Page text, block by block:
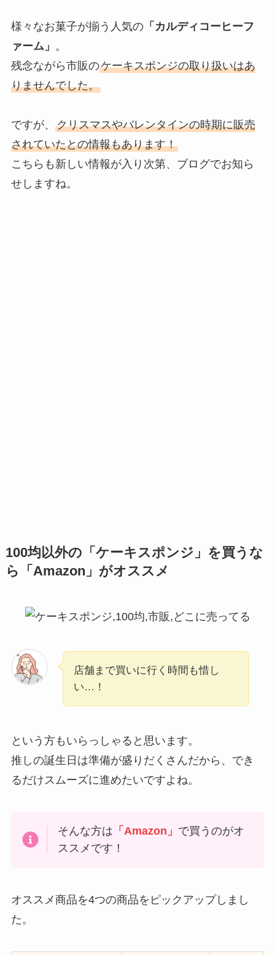
様々なお菓子が揃う人気の「カルディコーヒーフ
ァーム」 。
残念ながら市販のケーキスポンジの取り扱いはあ
りませんでした。
ですが、 クリスマスやバレンタインの時期に販売
されていたとの情報もあります！
こちらも新しい情報が入り次第、ブログでお知ら
せしますね。
100均以外の「ケーキスポンジ」を買うな
ら「Amazon」がオススメ
店舗まで買いに行く時間も惜し
い…！
という方もいらっしゃると思います。
推しの誕生日は準備が盛りだくさんだから、でき
るだけスムーズに進めたいですよね。
そんな方は 「Amazon」 で買うのがオ
ススメです！
オススメ商品を4つの商品をピックアップしまし
た。